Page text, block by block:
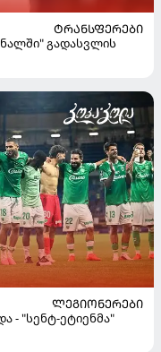
ᲢᲠᲐᲜᲡᲤᲔᲠᲔᲑᲘ
გადასვლის
ᲚᲔᲒᲘᲝᲜᲔᲠᲔᲑᲘ
- "სენტ-ეტიენმა"